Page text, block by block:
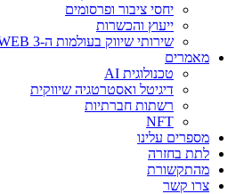
יחסי ציבור ופרסומים
ייעוץ והכשרות
שירותי שיווק בעולמות ה-WEB 3 וה-NFT
מאמרים
טכנולוגית AI
דיגיטל ואסטרטגיה שיווקית
רשתות חברתיות
NFT
מספרים עלינו
לתת בחזרה
מהתקשורת
צרו קשר